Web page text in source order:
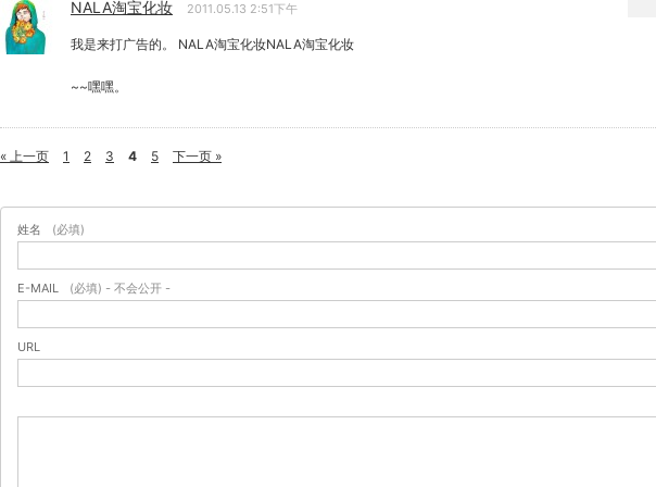
NALA淘宝化妆 2011.05.13 2:51下午
我是来打广告的。 NALA淘宝化妆NALA淘宝化妆
~~嘿嘿。
« 上一页 1 2 3 4 5 下一页 »
姓名 (必填)
E-MAIL (必填) - 不会公开 -
URL